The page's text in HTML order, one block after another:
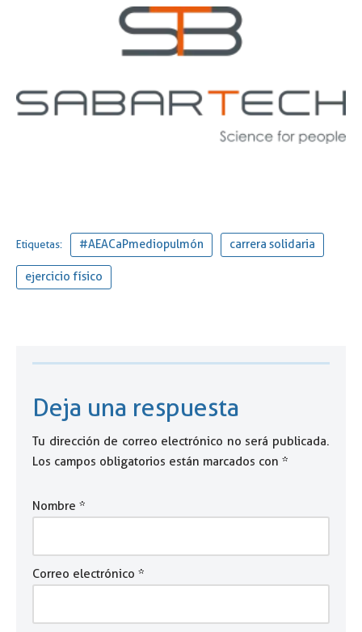
Etiquetas: #AEACaPmediopulmón carrera solidaria
ejercicio físico
Deja una respuesta
Tu dirección de correo electrónico no será publicada.
Los campos obligatorios están marcados con *
Nombre *
Correo electrónico *